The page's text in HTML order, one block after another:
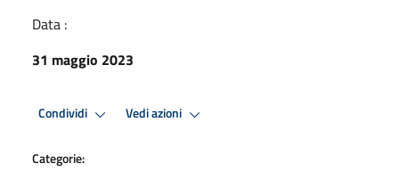
Data :
31 maggio 2023
Condividi Vedi azioni
Categorie: